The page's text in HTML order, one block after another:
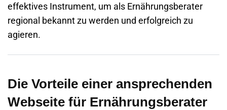
effektives Instrument, um als Ernährungsberater
regional bekannt zu werden und erfolgreich zu
agieren.
Die Vorteile einer ansprechenden
Webseite für Ernährungsberater